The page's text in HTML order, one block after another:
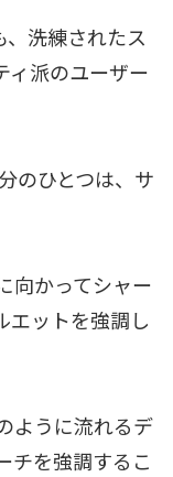
、洗練されたス
ィ派のユーザー
のひとつは、サ
向かってシャー
エットを強調し
ように流れるデ
チを強調するこ